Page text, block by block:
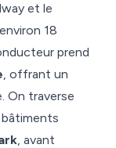
et le
18
prend
, offrant un
On traverse
, avant